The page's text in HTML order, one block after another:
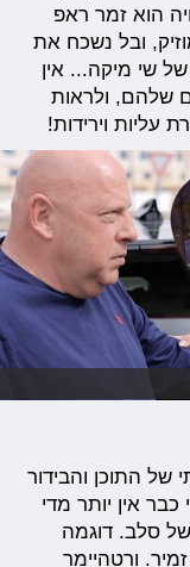
הוא זמר ראפ
ובל נשכח את
שי מיקה... אין
שלהם, ולראות
עליות וירידות!
של התוכן והבידור
אין יותר מדי
סלב. דוגמה
ורטהיימר